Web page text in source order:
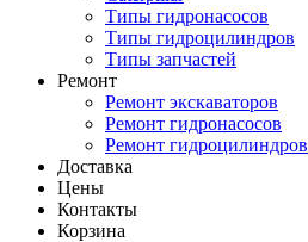
Типы гидронасосов
Типы гидроцилиндров
Типы запчастей
Ремонт
Ремонт экскаваторов
Ремонт гидронасосов
Ремонт гидроцилиндров
Доставка
Цены
Контакты
Корзина